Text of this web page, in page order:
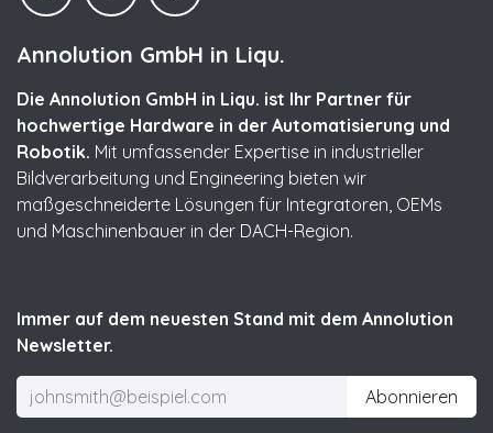
Annolution GmbH in Liqu.
Die Annolution GmbH in Liqu. ist Ihr Partner für
hochwertige Hardware in der Automatisierung und
Robotik. Mit umfassender Expertise in industrieller
Bildverarbeitung und Engineering bieten wir
maßgeschneiderte Lösungen für Integratoren, OEMs
und Maschinenbauer in der DACH-Region.
Immer auf dem neuesten Stand mit dem Annolution
Newsletter.
Abonnieren